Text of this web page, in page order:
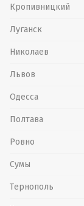
Кропивницкий
Луганск
Николаев
Львов
Одесса
Полтава
Ровно
Сумы
Тернополь